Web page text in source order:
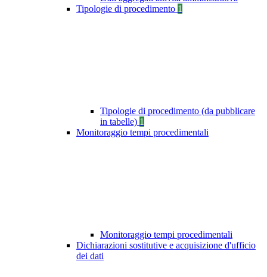
Tipologie di procedimento 1
Tipologie di procedimento (da pubblicare
in tabelle) 1
Monitoraggio tempi procedimentali
Monitoraggio tempi procedimentali
Dichiarazioni sostitutive e acquisizione d'ufficio
dei dati